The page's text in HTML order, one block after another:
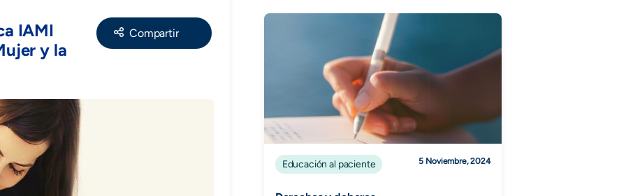
IAMI
y la
Share
Educación al paciente 5 Noviembre, 2024